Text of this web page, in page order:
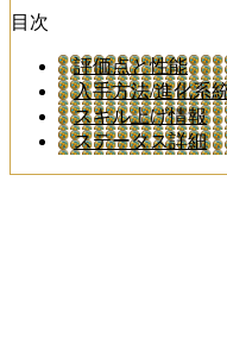
目次
評価点と性能
入手方法/進化系
スキル上げ情報
ステータス詳細